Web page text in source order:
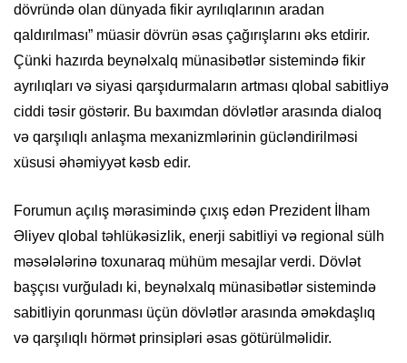
dövründə olan dünyada fikir ayrılıqlarının aradan
qaldırılması” müasir dövrün əsas çağırışlarını əks etdirir.
Çünki hazırda beynəlxalq münasibətlər sistemində fikir
ayrılıqları və siyasi qarşıdurmaların artması qlobal sabitliyə
ciddi təsir göstərir. Bu baxımdan dövlətlər arasında dialoq
və qarşılıqlı anlaşma mexanizmlərinin gücləndirilməsi
xüsusi əhəmiyyət kəsb edir.
Forumun açılış mərasimində çıxış edən Prezident İlham
Əliyev qlobal təhlükəsizlik, enerji sabitliyi və regional sülh
məsələlərinə toxunaraq mühüm mesajlar verdi. Dövlət
başçısı vurğuladı ki, beynəlxalq münasibətlər sistemində
sabitliyin qorunması üçün dövlətlər arasında əməkdaşlıq
və qarşılıqlı hörmət prinsipləri əsas götürülməlidir.